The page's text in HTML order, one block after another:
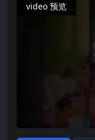
video 预览